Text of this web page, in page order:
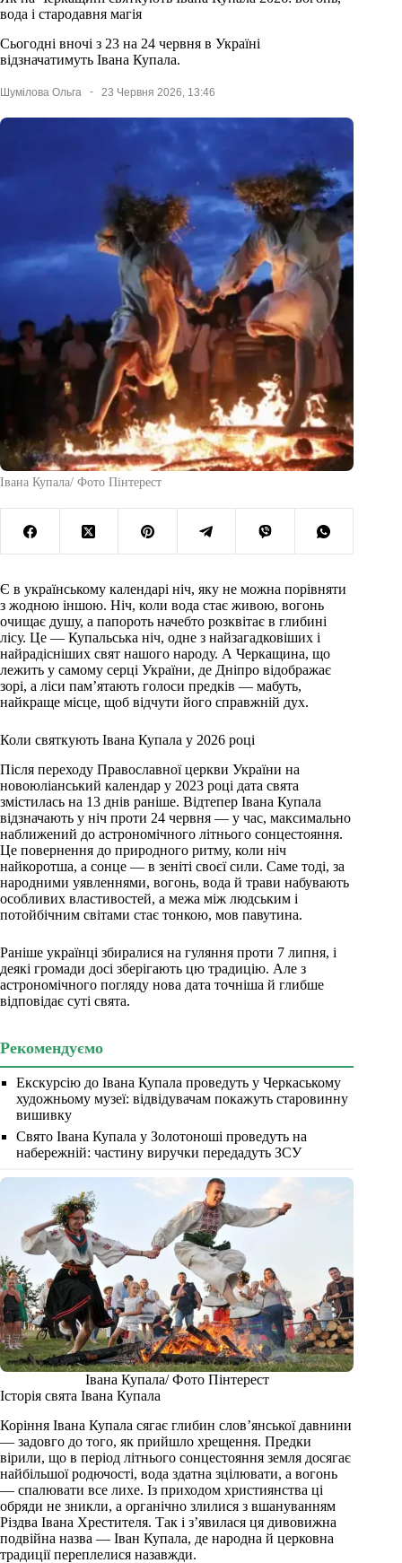
вода і стародавня магія
Сьогодні вночі з 23 на 24 червня в Україні
відзначатимуть Івана Купала.
Шумілова Ольга 23 Червня 2026, 13:46
Івана Купала/ Фото Пінтерест
Є в українському календарі ніч, яку не можна порівняти
з жодною іншою. Ніч, коли вода стає живою, вогонь
очищає душу, а папороть начебто розквітає в глибині
лісу. Це — Купальська ніч, одне з найзагадковіших і
найрадісніших свят нашого народу. А Черкащина, що
лежить у самому серці України, де Дніпро відображає
зорі, а ліси пам’ятають голоси предків — мабуть,
найкраще місце, щоб відчути його справжній дух.
Коли святкують Івана Купала у 2026 році
Після переходу Православної церкви України на
новоюліанський календар у 2023 році дата свята
змістилась на 13 днів раніше. Відтепер Івана Купала
відзначають у ніч проти 24 червня — у час, максимально
наближений до астрономічного літнього сонцестояння.
Це повернення до природного ритму, коли ніч
найкоротша, а сонце — в зеніті своєї сили. Саме тоді, за
народними уявленнями, вогонь, вода й трави набувають
особливих властивостей, а межа між людським і
потойбічним світами стає тонкою, мов павутина.
Раніше українці збиралися на гуляння проти 7 липня, і
деякі громади досі зберігають цю традицію. Але з
астрономічного погляду нова дата точніша й глибше
відповідає суті свята.
Рекомендуємо
Екскурсію до Івана Купала проведуть у Черкаському
художньому музеї: відвідувачам покажуть старовинну
вишивку
Свято Івана Купала у Золотоноші проведуть на
набережній: частину виручки передадуть ЗСУ
Івана Купала/ Фото Пінтерест
Історія свята Івана Купала
Коріння Івана Купала сягає глибин слов’янської давнини
— задовго до того, як прийшло хрещення. Предки
вірили, що в період літнього сонцестояння земля досягає
найбільшої родючості, вода здатна зцілювати, а вогонь
— спалювати все лихе. Із приходом християнства ці
обряди не зникли, а органічно злилися з вшануванням
Різдва Івана Хрестителя. Так і з’явилася ця дивовижна
подвійна назва — Іван Купала, де народна й церковна
традиції переплелися назавжди.